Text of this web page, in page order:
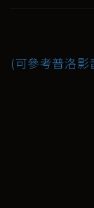
(可參考普洛影